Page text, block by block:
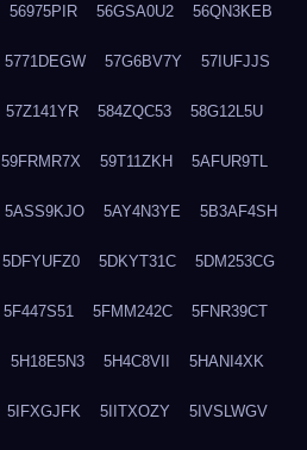
56975PIR 56GSA0U2 56QN3KEB
5771DEGW 57G6BV7Y 57IUFJJS
57Z141YR 584ZQC53 58G12L5U
59FRMR7X 59T11ZKH 5AFUR9TL
5ASS9KJO 5AY4N3YE 5B3AF4SH
5DFYUFZ0 5DKYT31C 5DM253CG
5F447S51 5FMM242C 5FNR39CT
5H18E5N3 5H4C8VII 5HANI4XK
5IFXGJFK 5IITXOZY 5IVSLWGV